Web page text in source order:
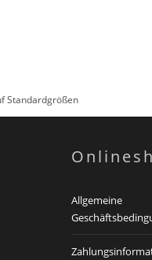
Standardgrößen
Allgemeine